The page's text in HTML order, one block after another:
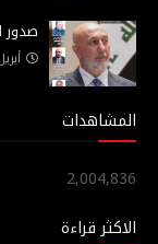
صدور العدد 181 لصحيفة
أبريل 20,
المشاهدات
2,004,836
الاكثر قراءة